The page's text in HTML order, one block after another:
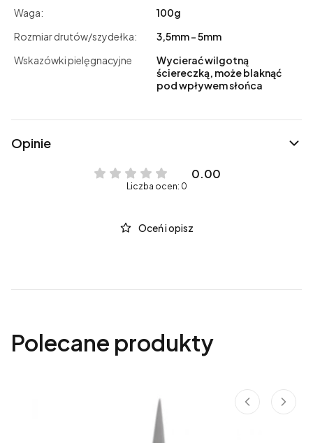
Waga:
100g
Rozmiar drutów/szydełka:
3,5mm - 5mm
Wskazówki pielęgnacyjne
Wycierać wilgotną
ściereczką, może blaknąć
pod wpływem słońca
Opinie
0.00
Liczba ocen: 0
Oceń i opisz
Polecane produkty